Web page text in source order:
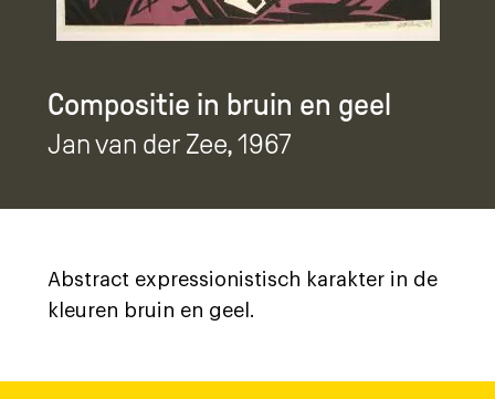
Compositie in bruin en geel
Jan van der Zee, 1967
Abstract expressionistisch karakter in de
kleuren bruin en geel.